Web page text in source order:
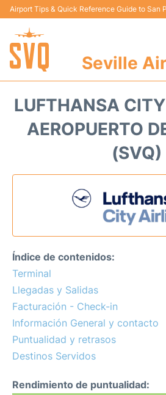
Airport Tips & Quick Reference Guide to San
Seville
Terminal
es
LUFTHANSA
AEROPUERTO
(SVQ)
Índice de contenidos:
Terminal
Llegadas y Salidas
Facturación - Check-in
Información General y contacto
Puntualidad y retrasos
Destinos Servidos
Rendimiento de puntualidad: